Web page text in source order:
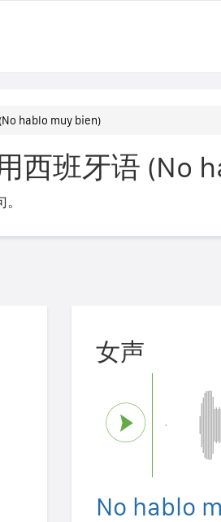
hablo muy bien)
西班牙语 (No
女声
No hablo